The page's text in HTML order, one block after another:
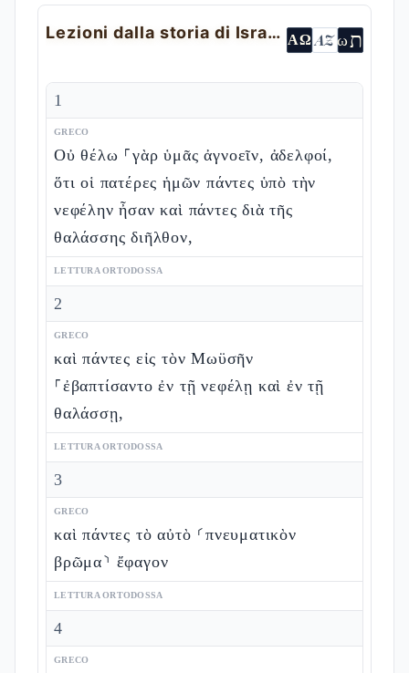
Lezioni dalla storia di Israele ΑΩ AZωת
1
GRECO
Οὐ θέλω ⸀γὰρ ὑμᾶς ἀγνοεῖν, ἀδελφοί,
ὅτι οἱ πατέρες ἡμῶν πάντες ὑπὸ τὴν
νεφέλην ἦσαν καὶ πάντες διὰ τῆς
θαλάσσης διῆλθον,
LETTURA ORTODOSSA
2
GRECO
καὶ πάντες εἰς τὸν Μωϋσῆν
⸀ἐβαπτίσαντο ἐν τῇ νεφέλῃ καὶ ἐν τῇ
θαλάσσῃ,
LETTURA ORTODOSSA
3
GRECO
καὶ πάντες τὸ αὐτὸ ⸂πνευματικὸν
βρῶμα⸃ ἔφαγον
LETTURA ORTODOSSA
4
GRECO